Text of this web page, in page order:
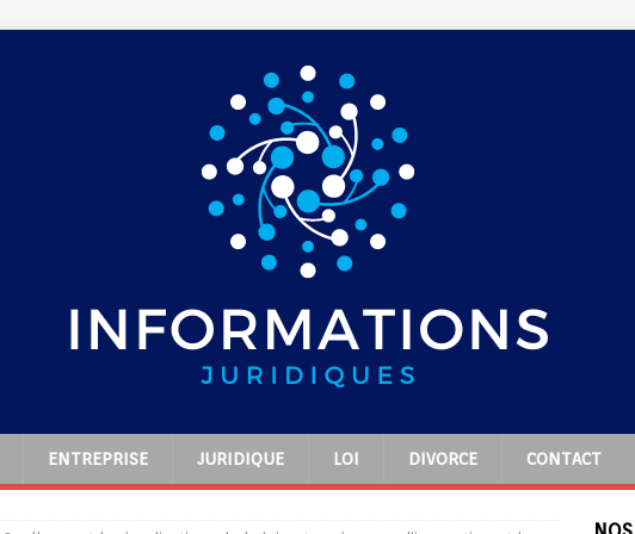
ENTREPRISE JURIDIQUE LOI DIVORCE CONTACT